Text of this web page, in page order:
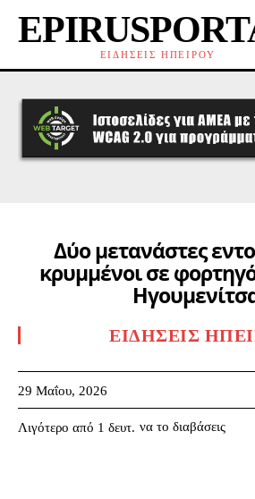
ΕΙΔΗΣΕΙΣ ΗΠΕΙΡΟΥ
Δύο μετανάστες
κρυμμένοι σε
ΕΙΔΉΣΕΙΣ
29 Μαΐου, 2026
Λιγότερο από 1 δευτ. να το διαβάσεις